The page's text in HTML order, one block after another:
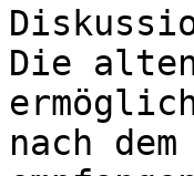
Die
nach